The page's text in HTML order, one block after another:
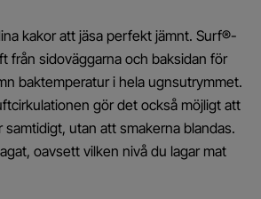
kakor att jäsa perfekt jämnt. Surf®-
från sidoväggarna och baksidan för
baktemperatur i hela ugnsutrymmet.
gör det också möjligt att
samtidigt, utan att smakerna blandas.
oavsett vilken nivå du lagar mat